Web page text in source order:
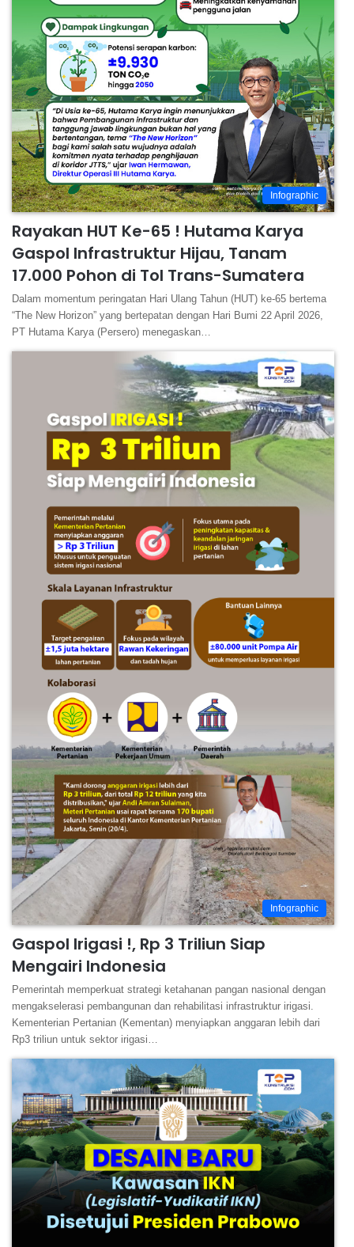
Infographic
Rayakan HUT Ke-65 ! Hutama Karya
Gaspol Infrastruktur Hijau, Tanam
17.000 Pohon di Tol Trans-Sumatera
Dalam momentum peringatan Hari Ulang Tahun (HUT) ke-65 bertema
“The New Horizon” yang bertepatan dengan Hari Bumi 22 April 2026,
PT Hutama Karya (Persero) menegaskan…
Infographic
Gaspol Irigasi !, Rp 3 Triliun Siap
Mengairi Indonesia
Pemerintah memperkuat strategi ketahanan pangan nasional dengan
mengakselerasi pembangunan dan rehabilitasi infrastruktur irigasi.
Kementerian Pertanian (Kementan) menyiapkan anggaran lebih dari
Rp3 triliun untuk sektor irigasi…